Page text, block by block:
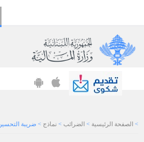
EN
> الصفحة الرئيسية > الضرائب >نماذج >ضريبة